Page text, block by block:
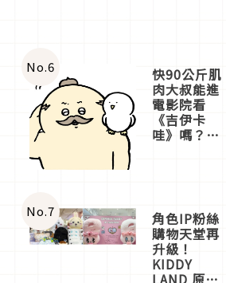
No.6 快90公斤肌
肉大叔能進
電影院看
《吉伊卡
哇》嗎？日
一同給出了
答案
No.7 角色IP粉絲
購物天堂再
升級！
KIDDY
LAND 原宿